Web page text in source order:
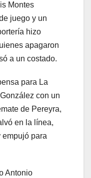
Montes
juego y un
hizo
apagaron
a un costado.
para La
con un
de Pereyra,
en la línea,
para
Antonio